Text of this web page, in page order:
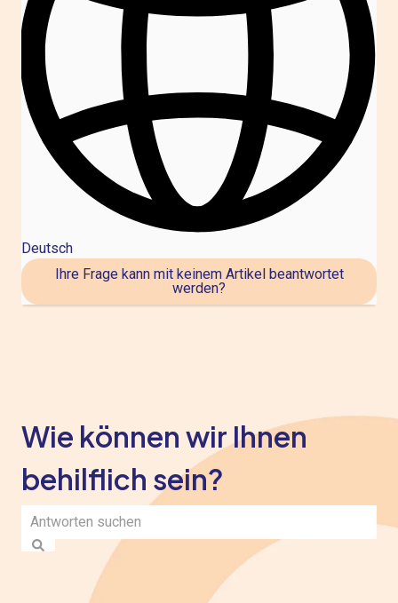
Deutsch
Ihre Frage kann mit keinem Artikel beantwortet
werden?
Wie können wir Ihnen
behilflich sein?
Es gibt keine Vorschläge, da das Suchfeld leer ist.